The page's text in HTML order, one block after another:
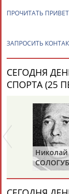
ТАБЛО
ЦЕЛИ ПРОЕКТА
Вопросы
Адресов в
Подпишись
ПРОЧИТАТЬ
ЗАПРОСИТЬ
СЕГОДНЯ
СПОРТА (25
Николай